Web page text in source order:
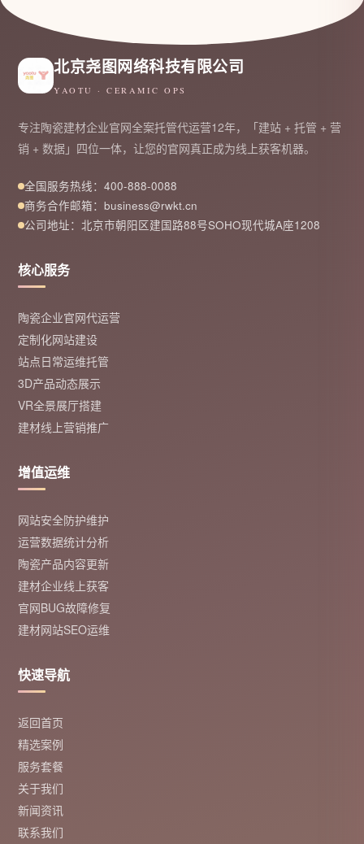
北京尧图网络科技有限公司
YAOTU · CERAMIC OPS
专注陶瓷建材企业官网全案托管代运营12年，「建站 + 托管 + 营
销 + 数据」四位一体，让您的官网真正成为线上获客机器。
全国服务热线：400-888-0088
商务合作邮箱：business@rwkt.cn
公司地址：北京市朝阳区建国路88号SOHO现代城A座1208
核心服务
陶瓷企业官网代运营
定制化网站建设
站点日常运维托管
3D产品动态展示
VR全景展厅搭建
建材线上营销推广
增值运维
网站安全防护维护
运营数据统计分析
陶瓷产品内容更新
建材企业线上获客
官网BUG故障修复
建材网站SEO运维
快速导航
返回首页
精选案例
服务套餐
关于我们
新闻资讯
联系我们